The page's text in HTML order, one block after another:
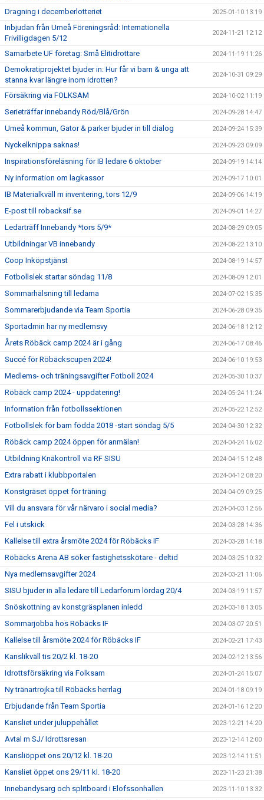
Dragning i decemberlotteriet 2025-01-10 13:19
Inbjudan från Umeå Föreningsråd: Internationella
Frivilligdagen 5/12
2024-11-21 12:12
Samarbete UF företag: Små Elitidrottare 2024-11-19 11:26
Demokratiprojektet bjuder in: Hur får vi barn & unga att
stanna kvar längre inom idrotten?
2024-10-31 09:29
Försäkring via FOLKSAM 2024-10-02 11:19
Serieträffar innebandy Röd/Blå/Grön 2024-09-28 14:47
Umeå kommun, Gator & parker bjuder in till dialog 2024-09-24 15:39
Nyckelknippa saknas! 2024-09-23 09:09
Inspirationsföreläsning för IB ledare 6 oktober 2024-09-19 14:14
Ny information om lagkassor 2024-09-17 10:01
IB Materialkväll m inventering, tors 12/9 2024-09-06 14:19
E-post till robacksif.se 2024-09-01 14:27
Ledarträff Innebandy *tors 5/9* 2024-08-29 09:05
Utbildningar VB innebandy 2024-08-22 13:10
Coop Inköpstjänst 2024-08-19 14:57
Fotbollslek startar söndag 11/8 2024-08-09 12:01
Sommarhälsning till ledarna 2024-07-02 15:35
Sommarerbjudande via Team Sportia 2024-06-28 09:35
Sportadmin har ny medlemsvy 2024-06-18 12:12
Årets Röbäck camp 2024 är i gång 2024-06-17 08:46
Succé för Röbäckscupen 2024! 2024-06-10 19:53
Medlems- och träningsavgifter Fotboll 2024 2024-05-30 10:37
Röbäck camp 2024 - uppdatering! 2024-05-24 11:24
Information från fotbollssektionen 2024-05-22 12:52
Fotbollslek för barn födda 2018 -start söndag 5/5 2024-04-30 12:32
Röbäck camp 2024 öppen för anmälan! 2024-04-24 16:02
Utbildning Knäkontroll via RF SISU 2024-04-15 12:48
Extra rabatt i klubbportalen 2024-04-12 08:20
Konstgräset öppet för träning 2024-04-09 09:25
Vill du ansvara för vår närvaro i social media? 2024-04-03 12:56
Fel i utskick 2024-03-28 14:36
Kallelse till extra årsmöte 2024 för Röbäcks IF 2024-03-28 14:18
Röbäcks Arena AB söker fastighetsskötare - deltid 2024-03-25 10:32
Nya medlemsavgifter 2024 2024-03-21 11:06
SISU bjuder in alla ledare till Ledarforum lördag 20/4 2024-03-19 11:57
Snöskottning av konstgräsplanen inledd 2024-03-18 13:05
Sommarjobba hos Röbäcks IF 2024-03-07 20:51
Kallelse till årsmöte 2024 för Röbäcks IF 2024-02-21 17:43
Kanslikväll tis 20/2 kl. 18-20 2024-02-12 13:56
Idrottsförsäkring via Folksam 2024-01-24 15:07
Ny tränartrojka till Röbäcks herrlag 2024-01-18 09:19
Erbjudande från Team Sportia 2024-01-16 12:20
Kansliet under juluppehållet 2023-12-21 14:20
Avtal m SJ/ Idrottsresan 2023-12-14 12:00
Kansliöppet ons 20/12 kl. 18-20 2023-12-14 11:51
Kansliet öppet ons 29/11 kl. 18-20 2023-11-23 21:38
Innebandysarg och splitboard i Elofssonhallen 2023-11-10 13:32